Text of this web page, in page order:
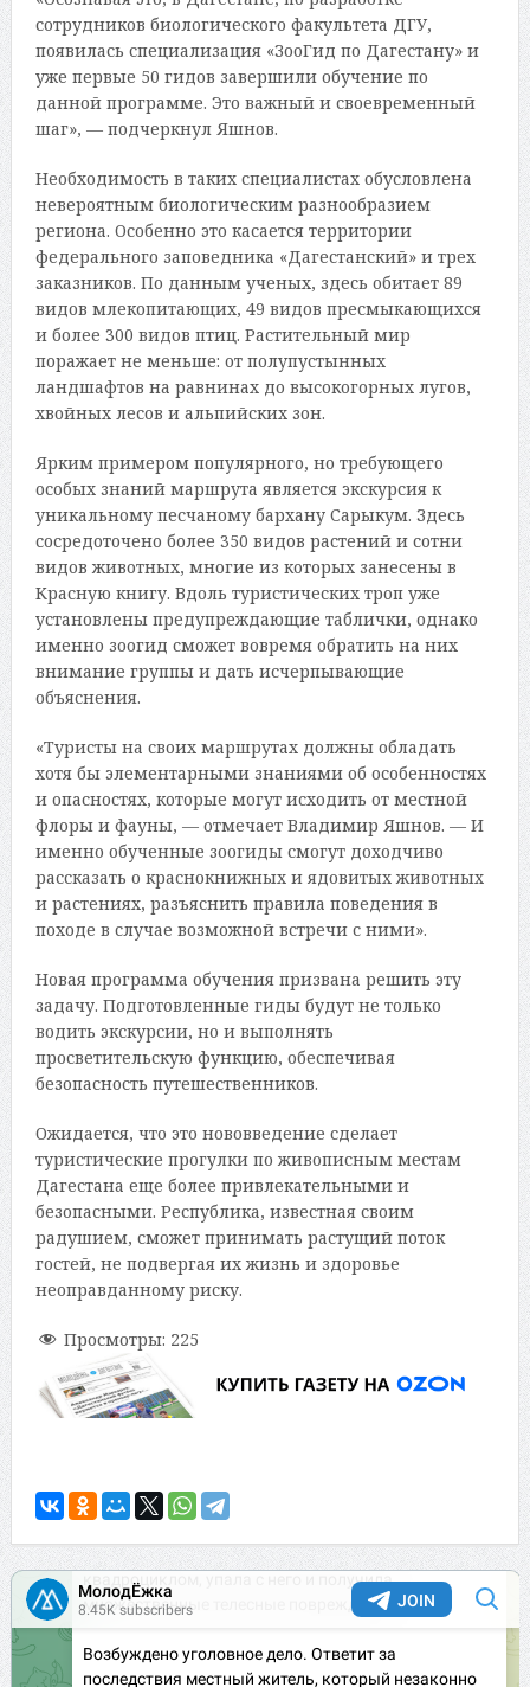
сотрудников биологического факультета ДГУ,
появилась специализация «ЗооГид по Дагестану» и
уже первые 50 гидов завершили обучение по
данной программе. Это важный и своевременный
шаг», — подчеркнул Яшнов.
Необходимость в таких специалистах обусловлена
невероятным биологическим разнообразием
региона. Особенно это касается территории
федерального заповедника «Дагестанский» и трех
заказников. По данным ученых, здесь обитает 89
видов млекопитающих, 49 видов пресмыкающихся
и более 300 видов птиц. Растительный мир
поражает не меньше: от полупустынных
ландшафтов на равнинах до высокогорных лугов,
хвойных лесов и альпийских зон.
Ярким примером популярного, но требующего
особых знаний маршрута является экскурсия к
уникальному песчаному бархану Сарыкум. Здесь
сосредоточено более 350 видов растений и сотни
видов животных, многие из которых занесены в
Красную книгу. Вдоль туристических троп уже
установлены предупреждающие таблички, однако
именно зоогид сможет вовремя обратить на них
внимание группы и дать исчерпывающие
объяснения.
«Туристы на своих маршрутах должны обладать
хотя бы элементарными знаниями об особенностях
и опасностях, которые могут исходить от местной
флоры и фауны, — отмечает Владимир Яшнов. — И
именно обученные зоогиды смогут доходчиво
рассказать о краснокнижных и ядовитых животных
и растениях, разъяснить правила поведения в
походе в случае возможной встречи с ними».
Новая программа обучения призвана решить эту
задачу. Подготовленные гиды будут не только
водить экскурсии, но и выполнять
просветительскую функцию, обеспечивая
безопасность путешественников.
Ожидается, что это нововведение сделает
туристические прогулки по живописным местам
Дагестана еще более привлекательными и
безопасными. Республика, известная своим
радушием, сможет принимать растущий поток
гостей, не подвергая их жизнь и здоровье
неоправданному риску.
Просмотры: 225